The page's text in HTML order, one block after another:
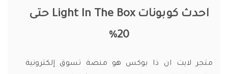
احدث كوبونات Light In The Box حتى
20%
متجر لايت ان ذا بوكس هو منصة تسوق إلكترونية